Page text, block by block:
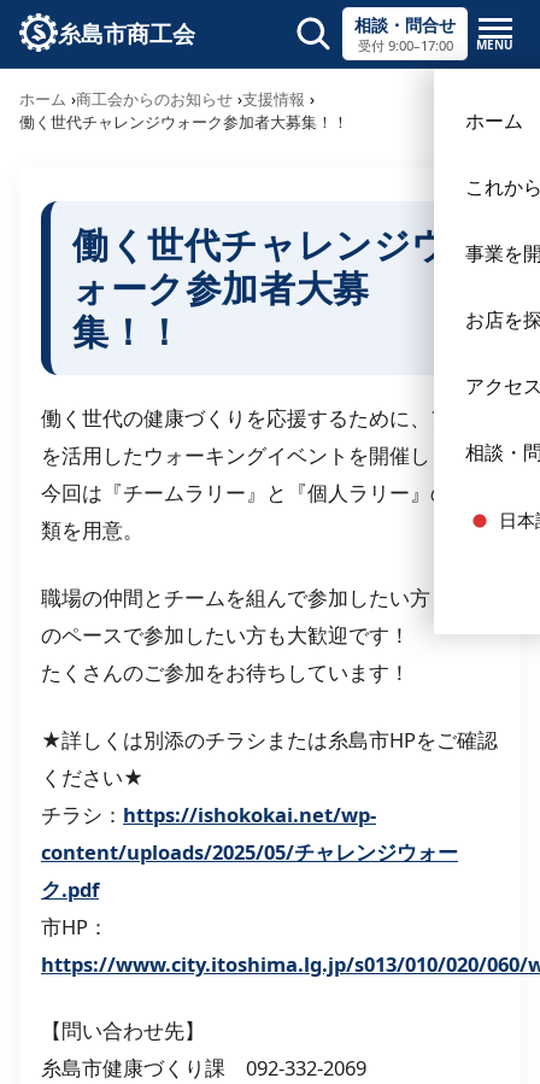
糸島市商工会 相談・問合せ
受付 9:00–17:00 MENU
サイト内検索
ホーム
これか
事業を
お店を
アクセ
相談・
日
ホーム 商工会からのお知らせ 支援情報
働く世代チャレンジウォーク参加者大募集！！
働く世代チャレンジウ
ォーク参加者大募
集！！
働く世代の健康づくりを応援するために、アプリ
を活用したウォーキングイベントを開催します！
今回は『チームラリー』と『個人ラリー』の２種
類を用意。
職場の仲間とチームを組んで参加したい方も自分
のペースで参加したい方も大歓迎です！
たくさんのご参加をお待ちしています！
★詳しくは別添のチラシまたは糸島市HPをご確認
ください★
チラシ： https://ishokokai.net/wp-
content/uploads/2025/05/チャレンジウォー
ク.pdf
市HP：
https://www.city.itoshima.lg.jp/s013/010/020/
【問い合わせ先】
糸島市健康づくり課 092-332-2069